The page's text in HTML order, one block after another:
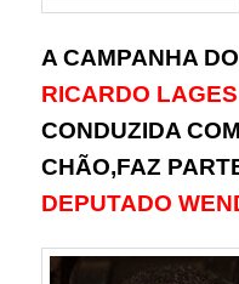
A CAMPANHA
RICARDO LAGES
CONDUZIDA
CHÃO,FAZ
DEPUTADO